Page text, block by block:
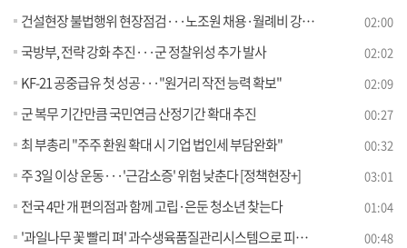
건설현장 불법행위 현장점검···노조원 채용·월례비 강요 근절 02:00
국방부, 전략 강화 추진···군 정찰위성 추가 발사 02:02
KF-21 공중급유 첫 성공···"원거리 작전 능력 확보" 02:09
군 복무 기간만큼 국민연금 산정기간 확대 추진 00:27
최 부총리 "주주 환원 확대 시 기업 법인세 부담완화" 00:32
주 3일 이상 운동···'근감소증' 위험 낮춘다 [정책현장+] 03:01
전국 4만 개 편의점과 함께 고립·은둔 청소년 찾는다 01:04
'과일나무 꽃 빨리 펴' 과수생육품질관리시스템으로 피해 예방 00:48